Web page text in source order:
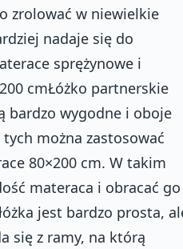
zrolować w niewielkie
nadaje się do
sprężynowe i
cmŁóżko partnerskie
bardzo wygodne i oboje
można zastosować
80×200 cm. W takim
materaca i obracać go
jest bardzo prosta,
się z ramy, na którą